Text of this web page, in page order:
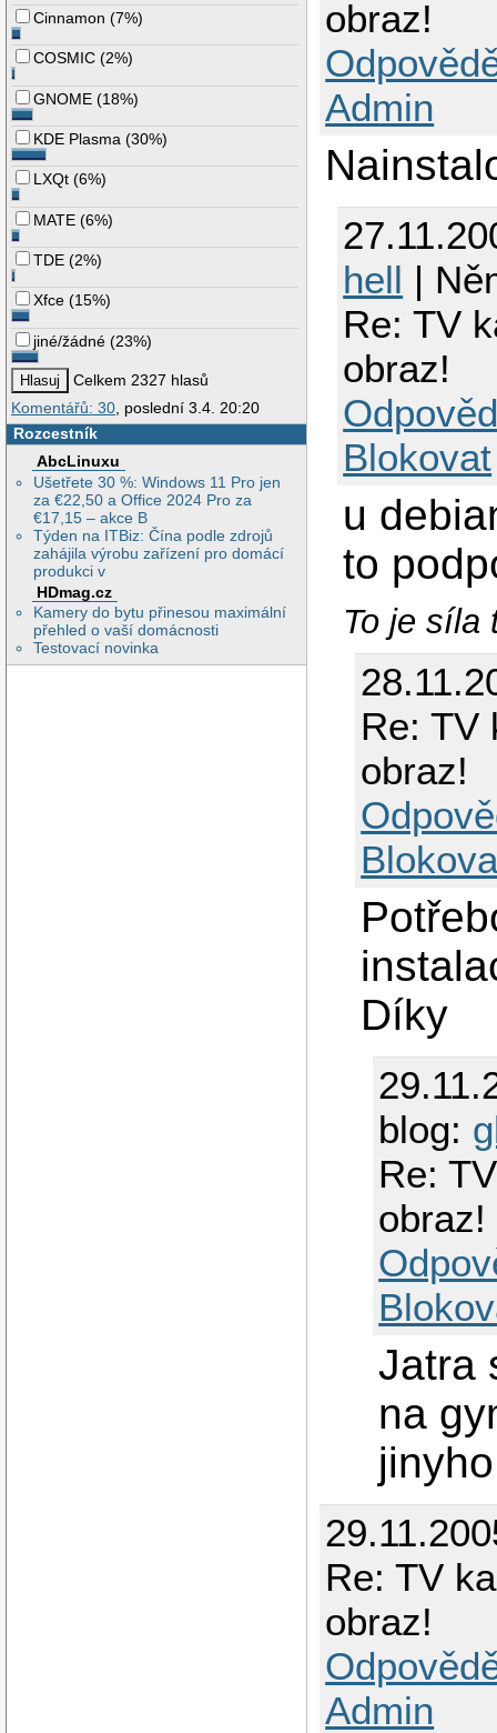
Cinnamon (7%)
COSMIC (2%)
GNOME (18%)
KDE Plasma (30%)
LXQt (6%)
MATE (6%)
TDE (2%)
Xfce (15%)
jiné/žádné (23%)
Celkem 2327 hlasů
Komentářů: 30, poslední 3.4. 20:20
Rozcestník
AbcLinuxu
Ušetřete 30 %: Windows 11 Pro jen
za €22,50 a Office 2024 Pro za
€17,15 – akce B
Týden na ITBiz: Čína podle zdrojů
zahájila výrobu zařízení pro domácí
produkci v
HDmag.cz
Kamery do bytu přinesou maximální
přehled o vaší domácnosti
Testovací novinka
obraz!
Admin
hell |
Re: TV
obraz!
Blokovat
u
to
To je síla
Re: TV
obraz!
Díky
blog:
Re:
obraz!
Jatra
na
Re: TV
obraz!
Admin